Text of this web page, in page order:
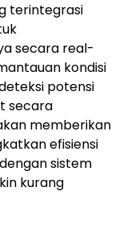
terintegrasi
secara real-
kondisi
potensi
secara
memberikan
efisiensi
sistem
kurang